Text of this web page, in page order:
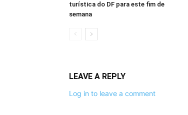
turística do DF para este fim de
semana
LEAVE A REPLY
Log in to leave a comment